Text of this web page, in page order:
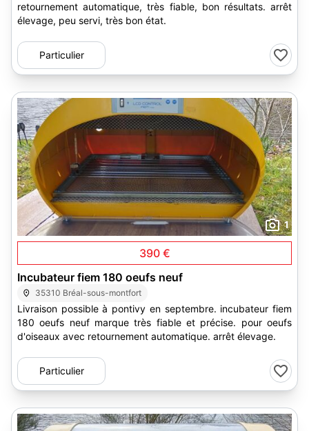
retournement automatique, très fiable, bon résultats. arrêt
élevage, peu servi, très bon état.
Particulier
1
390 €
Incubateur fiem 180 oeufs neuf
35310 Bréal-sous-montfort
Livraison possible à pontivy en septembre. incubateur fiem
180 oeufs neuf marque très fiable et précise. pour oeufs
d'oiseaux avec retournement automatique. arrêt élevage.
Particulier